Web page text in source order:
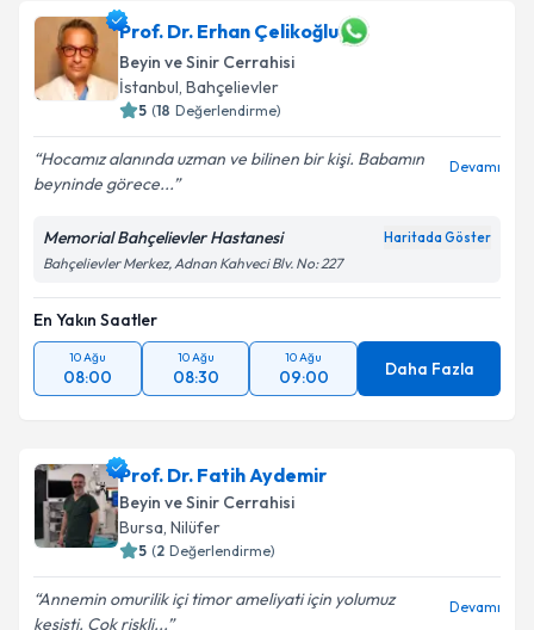
Prof. Dr. Erhan Çelikoğlu
Beyin ve Sinir Cerrahisi
İstanbul, Bahçelievler
5 (18 Değerlendirme)
Hocamız alanında uzman ve bilinen bir kişi. Babamın
beyninde görece...
Devamı
Memorial Bahçelievler Hastanesi Haritada Göster
Bahçelievler Merkez, Adnan Kahveci Blv. No: 227
En Yakın Saatler
10 Ağu
08:00
10 Ağu
08:30
10 Ağu
09:00 Daha Fazla
Prof. Dr. Fatih Aydemir
Beyin ve Sinir Cerrahisi
Bursa, Nilüfer
5 (2 Değerlendirme)
Annemin omurilik içi timor ameliyati için yolumuz
kesişti. Çok riskli...
Devamı